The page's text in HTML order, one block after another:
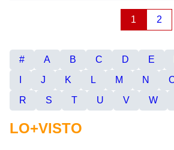
1 2
# A B C D E
J K L M N
R
S T U V W
LO+VISTO